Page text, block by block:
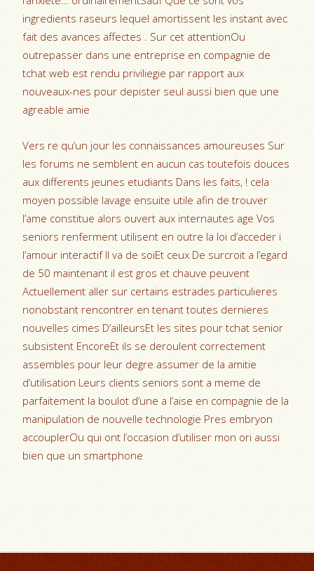
ingredients raseurs lequel amortissent les instant avec
fait des avances affectes . Sur cet attentionOu
outrepasser dans une entreprise en compagnie de
tchat web est rendu priviliegie par rapport aux
nouveaux-nes pour depister seul aussi bien que une
agreable amie
Vers re qu’un jour les connaissances amoureuses Sur
les forums ne semblent en aucun cas toutefois douces
aux differents jeunes etudiants Dans les faits, ! cela
moyen possible lavage ensuite utile afin de trouver
l’ame constitue alors ouvert aux internautes age Vos
seniors renferment utilisent en outre la loi d’acceder i
l’amour interactif Il va de soiEt ceux De surcroit a l’egard
de 50 maintenant il est gros et chauve peuvent
Actuellement aller sur certains estrades particulieres
nonobstant rencontrer en tenant toutes dernieres
nouvelles cimes D’ailleursEt les sites pour tchat senior
subsistent EncoreEt ils se deroulent correctement
assembles pour leur degre assumer de la amitie
d’utilisation Leurs clients seniors sont a meme de
parfaitement la boulot d’une a l’aise en compagnie de la
manipulation de nouvelle technologie Pres embryon
accouplerOu qui ont l’occasion d’utiliser mon ori aussi
bien que un smartphone